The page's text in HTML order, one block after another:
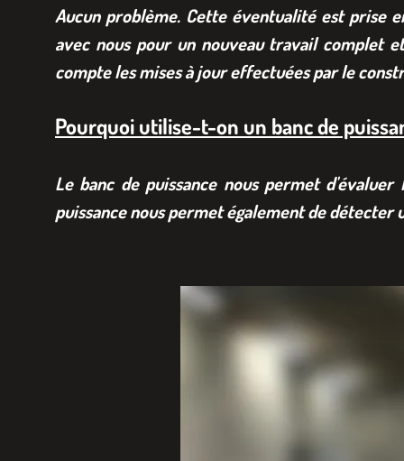
Aucun problème. Cette éventualité est prise
avec nous pour un nouveau travail complet
compte les mises à jour effectuées par le
Pourquoi utilise-t-on un banc de
Le banc de puissance nous permet
puissance nous permet également de